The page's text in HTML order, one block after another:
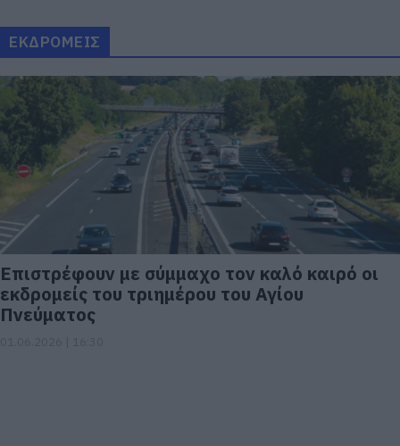
ΕΚΔΡΟΜΕΙΣ
Επιστρέφουν με σύμμαχο τον καλό καιρό οι
εκδρομείς του τριημέρου του Αγίου
Πνεύματος